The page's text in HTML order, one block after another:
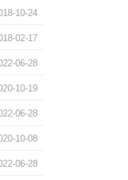
10-24
02-17
06-28
10-19
06-28
10-08
06-28